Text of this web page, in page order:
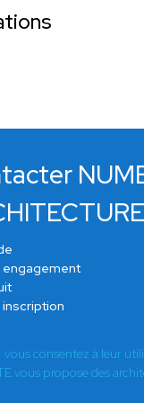
engagement
inscription
vous consentez à leur
vous propose des